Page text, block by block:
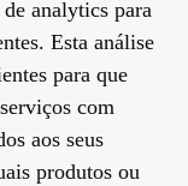
analytics para
Esta análise
para que
com
aos seus
produtos ou